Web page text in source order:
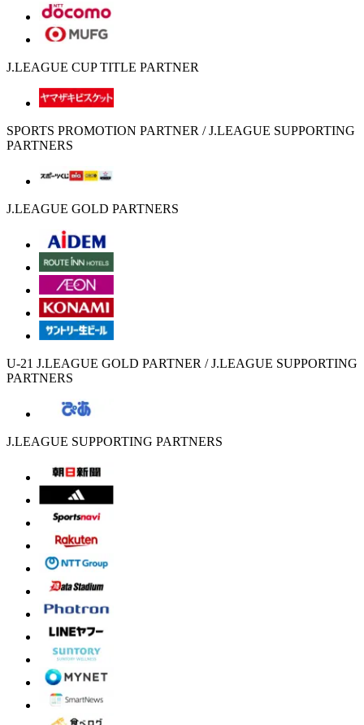
J.LEAGUE CUP TITLE PARTNER
SPORTS PROMOTION PARTNER / J.LEAGUE SUPPORTING
PARTNERS
J.LEAGUE GOLD PARTNERS
U-21 J.LEAGUE GOLD PARTNER / J.LEAGUE SUPPORTING
PARTNERS
J.LEAGUE SUPPORTING PARTNERS